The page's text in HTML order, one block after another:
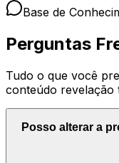
Base de
Perguntas
Tudo o que você
conteúdo revelação
Posso alterar a